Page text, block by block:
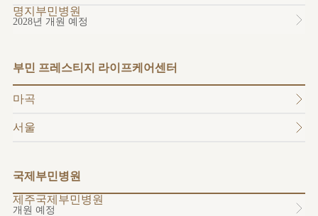
명지부민병원
2028년 개원 예정
부민 프레스티지 라이프케어센터
마곡
서울
국제부민병원
제주국제부민병원
개원 예정